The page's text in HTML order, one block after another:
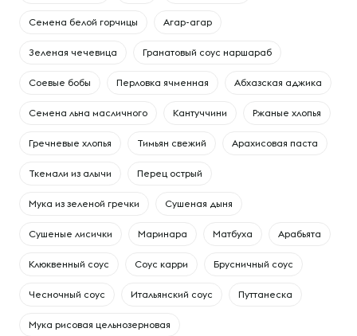
Семена белой горчицы Агар-агар
Зеленая чечевица Гранатовый соус наршараб
Соевые бобы Перловка ячменная Абхазская аджика
Семена льна масличного Кантуччини Ржаные хлопья
Гречневые хлопья Тимьян свежий Арахисовая паста
Ткемали из алычи Перец острый
Мука из зеленой гречки Сушеная дыня
Сушеные лисички Маринара Матбуха Арабьята
Клюквенный соус Соус карри Брусничный соус
Чесночный соус Итальянский соус Путтанеска
Мука рисовая цельнозерновая